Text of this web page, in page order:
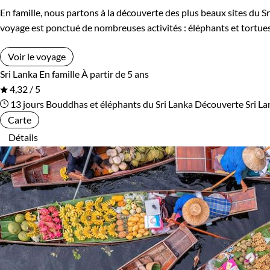
Ouzbekistan Pakistan
Palestine
Pérou Philippines
Pologne Portugal
République tchèque
Rodrigues Roumanie
Rwanda Salvador
Serbie Seychelles
Slovaquie Spitzberg
En famille, nous partons à la découverte des plus beaux sites du
voyage est ponctué de nombreuses activités : éléphants et
Voir le voyage
Sri Lanka En familleÀ partir de 5 ans
4,32 / 5
13 jours Bouddhas et éléphants du Sri Lanka Découverte Sri
Carte
Détails